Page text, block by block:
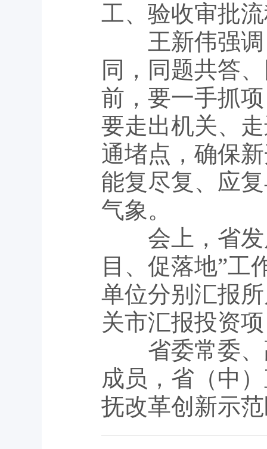
工、验收审批
王新伟强调
同，同题共答
前，要一手抓
要走出机关、
通堵点，确保
能复尽复、应
气象。
会上，省发
目、促落地”工
单位分别汇报
关市汇报投资
省委常委、
成员，省（中
抚改革创新示